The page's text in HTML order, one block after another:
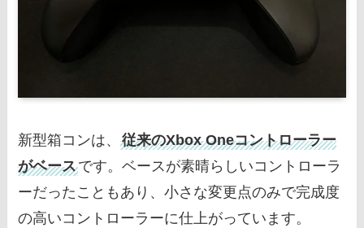
新型箱コンは、従来のXbox Oneコントローラー
がベースです。ベースが素晴らしいコントローラ
ーだったこともあり、小さな変更点のみで完成度
の高いコントローラーに仕上がっています。